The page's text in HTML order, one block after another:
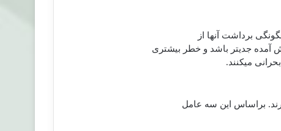
برداشت آنها از
جدی‏تر باشد و خطر بیشتری
می‏كنند.
براساس این سه عامل